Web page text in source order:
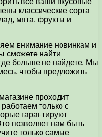
классические сорта
мята, фрукты и
внимание новинкам и
сможете найти
больше не найдете. Мы
чтобы предложить
проходит
только с
гарантируют
позволяет нам быть
только самые